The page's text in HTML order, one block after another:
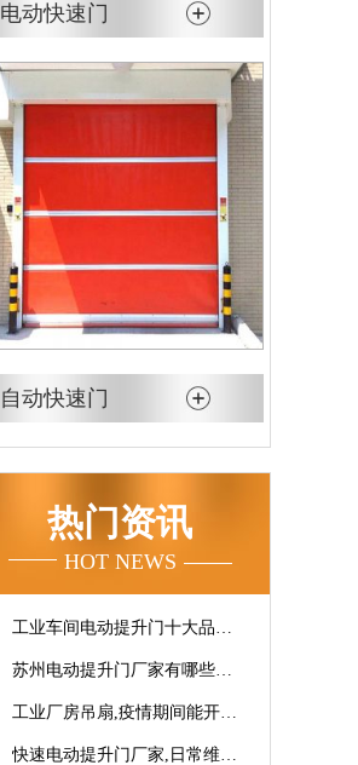
电动快速门
自动快速门
热门资讯
HOT NEWS
工业车间电动提升门十大品牌
【广州奇翔】
苏州电动提升门厂家有哪些优
势特点呢？-广州奇翔
工业厂房吊扇,疫情期间能开空
调吗?【广州奇翔】
快速电动提升门厂家,日常维保